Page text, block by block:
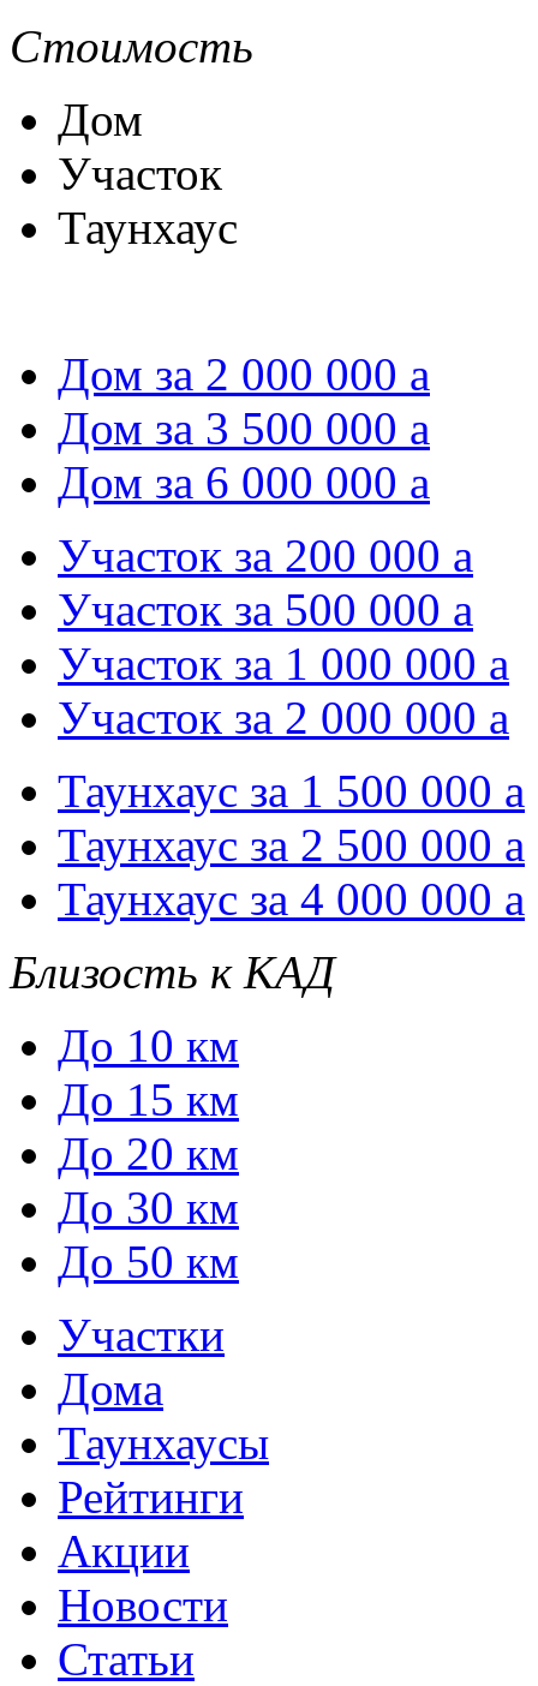
Стоимость
Дом
Участок
Таунхаус
Дом за 2 000 000 a
Дом за 3 500 000 a
Дом за 6 000 000 a
Участок за 200 000 a
Участок за 500 000 a
Участок за 1 000 000 a
Участок за 2 000 000 a
Таунхаус за 1 500 000 a
Таунхаус за 2 500 000 a
Таунхаус за 4 000 000 a
Близость к КАД
До 10 км
До 15 км
До 20 км
До 30 км
До 50 км
Участки
Дома
Таунхаусы
Рейтинги
Акции
Новости
Статьи